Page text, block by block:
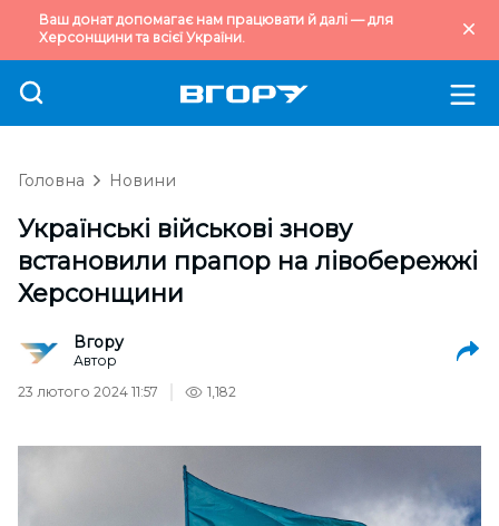
Ваш донат допомагає нам працювати й далі — для
Херсонщини та всієї України.
Головна Новини
Українські військові знову
встановили прапор на лівобережжі
Херсонщини
Вгору
Автор
23 лютого 2024 11:57
1,182